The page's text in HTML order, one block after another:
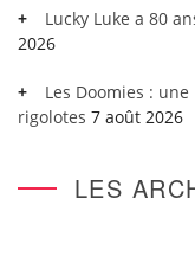
Lucky Luke a 80
2026
Les Doomies :
rigolotes 7 août 2026
LES